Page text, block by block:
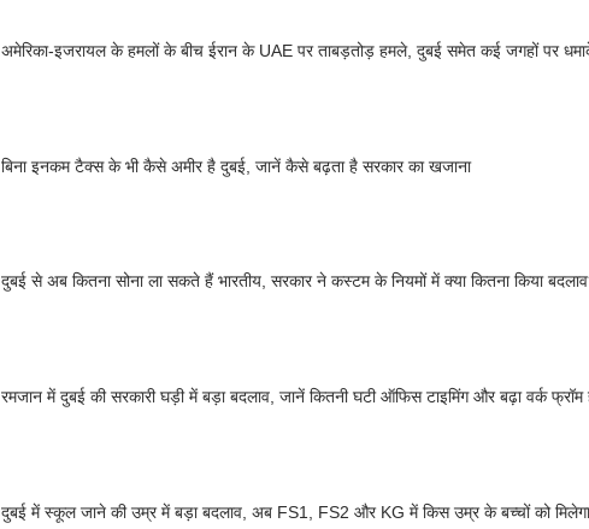
अमेरिका-इजरायल के हमलों के बीच ईरान के UAE पर ताबड़तोड़ हमले, दुबई समेत कई जगहों पर
बिना इनकम टैक्स के भी कैसे अमीर है दुबई, जानें कैसे बढ़ता है सरकार का खजाना
दुबई से अब कितना सोना ला सकते हैं भारतीय, सरकार ने कस्टम के नियमों में क्या कितना किया
रमजान में दुबई की सरकारी घड़ी में बड़ा बदलाव, जानें कितनी घटी ऑफिस टाइमिंग और बढ़ा वर्क फ्रॉम
दुबई में स्कूल जाने की उम्र में बड़ा बदलाव, अब FS1, FS2 और KG में किस उम्र के बच्चों को मिलेगा